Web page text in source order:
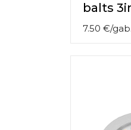
balts
7.50 €/gab.